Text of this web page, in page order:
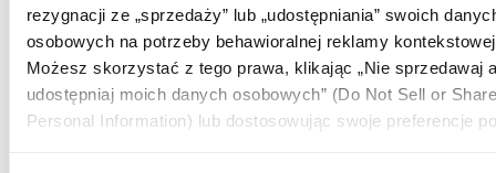
rezygnacji ze „sprzedaży” lub „udostępniania” swoich
osobowych na potrzeby behawioralnej reklamy
Możesz skorzystać z tego prawa, klikając „Nie sprzedawaj
udostępniaj moich danych osobowych” (Do Not Sell or
Personal Information) lub dostosowując swoje preferencje
Riyadh
Arabia Saudyjska
00966 1 4032968
Riyadh@al-ghazalisa.com
See detailsGo to the 'AL-GHAZALI RIYADH'